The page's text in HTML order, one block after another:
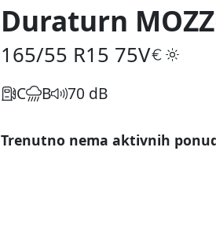
Duraturn
165/55 R15 75V
C B 70 dB
Trenutno nema aktivnih